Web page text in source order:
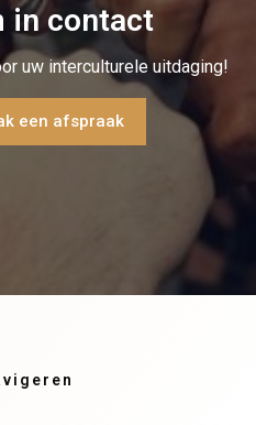
in contact
uw interculturele uitdaging!
een afspraak